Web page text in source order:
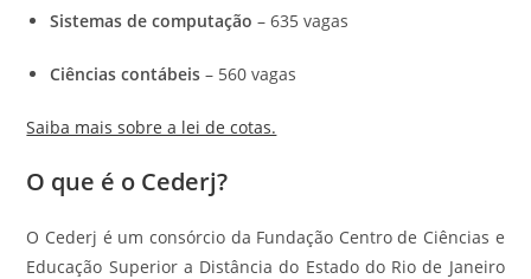
Sistemas de computação – 635 vagas
Ciências contábeis – 560 vagas
Saiba mais sobre a lei de cotas.
O que é o Cederj?
O Cederj é um consórcio da Fundação Centro de Ciências e
Educação Superior a Distância do Estado do Rio de Janeiro